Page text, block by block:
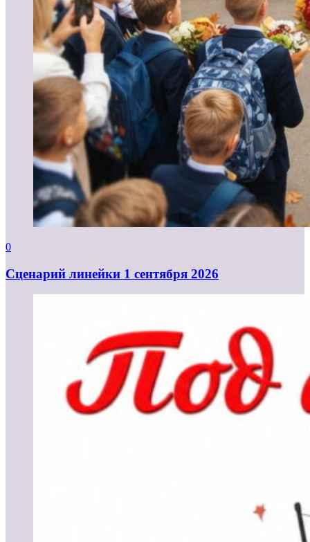
0
Cценарий линейки 1 сентября 2026